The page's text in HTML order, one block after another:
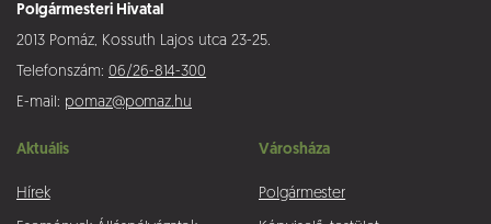
Polgármesteri Hivatal
2013 Pomáz, Kossuth Lajos utca 23-25.
Telefonszám: 06/26-814-300
E-mail: pomaz@pomaz.hu
Aktuális
Hírek
Városháza
Polgármester